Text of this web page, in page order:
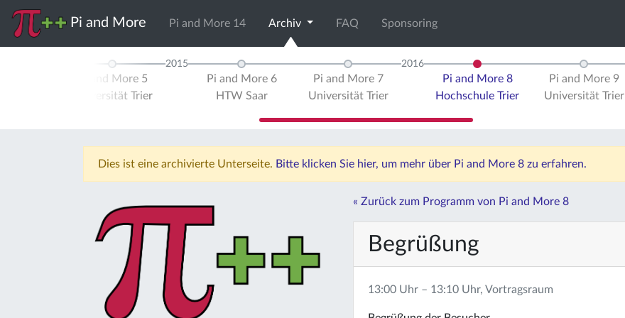
Pi and More Pi and More 14 Archiv FAQ Sponsoring
Pi and More 5
Universität Trier
2015
Pi and More 6
HTW Saar
Pi and More 7
Universität Trier
2016
Pi and More 8
Hochschule Trier
Pi and More 9
Universität Trier
Dies ist eine archivierte Unterseite. Bitte klicken Sie hier, um mehr über Pi and More 8 zu erfahren.
« Zurück zum Programm von Pi and More 8
Begrüßung
13:00 Uhr – 13:10 Uhr, Vortragsraum